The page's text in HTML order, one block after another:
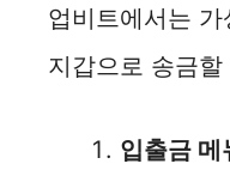
업비트에서는
지갑으로 송금
입출금 메